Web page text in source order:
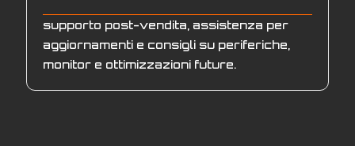
supporto post-vendita, assistenza per
aggiornamenti e consigli su periferiche,
monitor e ottimizzazioni future.